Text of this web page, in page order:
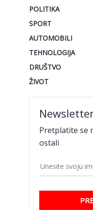
POLITIKA
SPORT
AUTOMOBILI
TEHNOLOGIJA
DRUŠTVO
ŽIVOT
Pretplatite se
ostali